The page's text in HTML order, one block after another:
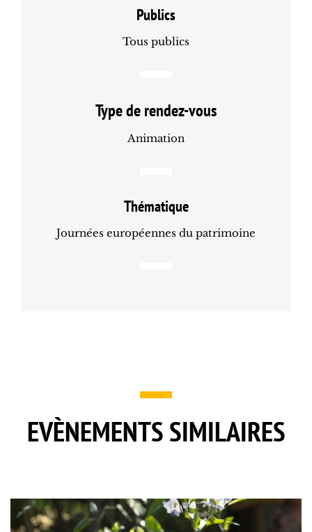
Publics
Tous publics
Type de rendez-vous
Animation
Thématique
Journées européennes du patrimoine
EVÈNEMENTS SIMILAIRES